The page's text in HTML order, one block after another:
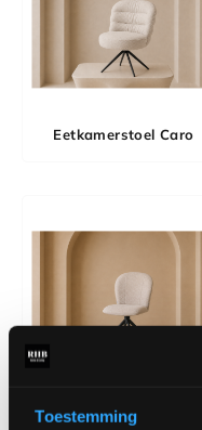
Toestemming
Eetkamerstoel Caro
Eetkamerstoel Kimo